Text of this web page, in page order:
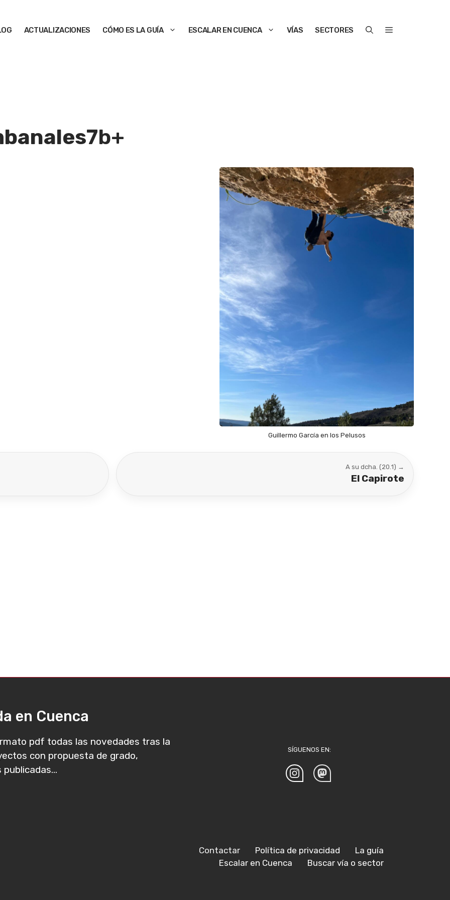
ACTUALIZACIONES CÓMO ES LA GUÍA ESCALAR EN CUENCA VÍAS SECTORES
7b+
Guillermo García en los Pelusos
A su dcha. (20.1) →
El Capirote
en Cuenca
pdf todas las novedades tras la
con propuesta de grado,
SÍGUENOS EN:
Contactar Política de privacidad
La guía
Escalar en Cuenca
Buscar vía o sector